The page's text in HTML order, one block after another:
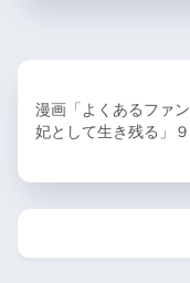
漫画「よくあるファ
妃として生き残る」